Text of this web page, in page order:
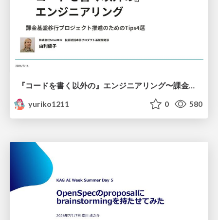
『コードを書く以外の』エンジニアリング〜課金基盤移行プロジェクト推進のためのTips4選
yuriko1211
0 580